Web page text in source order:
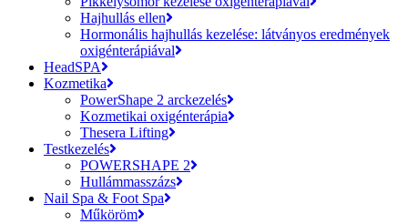
Hajhullás ellen
Hormonális hajhullás kezelése: látványos eredmények
oxigénterápiával
HeadSPA
Kozmetika
PowerShape 2 arckezelés
Kozmetikai oxigénterápia
Thesera Lifting
Testkezelés
POWERSHAPE 2
Hullámmasszázs
Nail Spa & Foot Spa
Műköröm